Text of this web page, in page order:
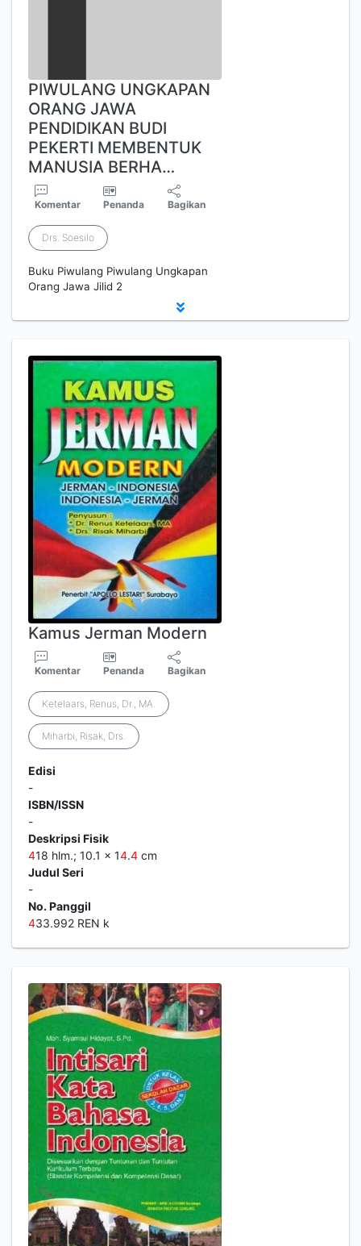
PIWULANG UNGKAPAN
ORANG JAWA
PENDIDIKAN BUDI
PEKERTI MEMBENTUK
MANUSIA BERHA…
Komentar Penanda Bagikan
Drs. Soesilo
Buku Piwulang Piwulang Ungkapan
Orang Jawa Jilid 2
Kamus Jerman Modern
Komentar Penanda Bagikan
Ketelaars, Renus, Dr., MA.
Miharbi, Risak, Drs.
Edisi
-
ISBN/ISSN
-
Deskripsi Fisik
418 hlm.; 10.1 x 14.4 cm
Judul Seri
-
No. Panggil
433.992 REN k